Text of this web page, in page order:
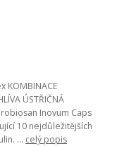
ÚSTŘIČNÁ
Inovum Caps
10 nejdůležitějších
... celý popis